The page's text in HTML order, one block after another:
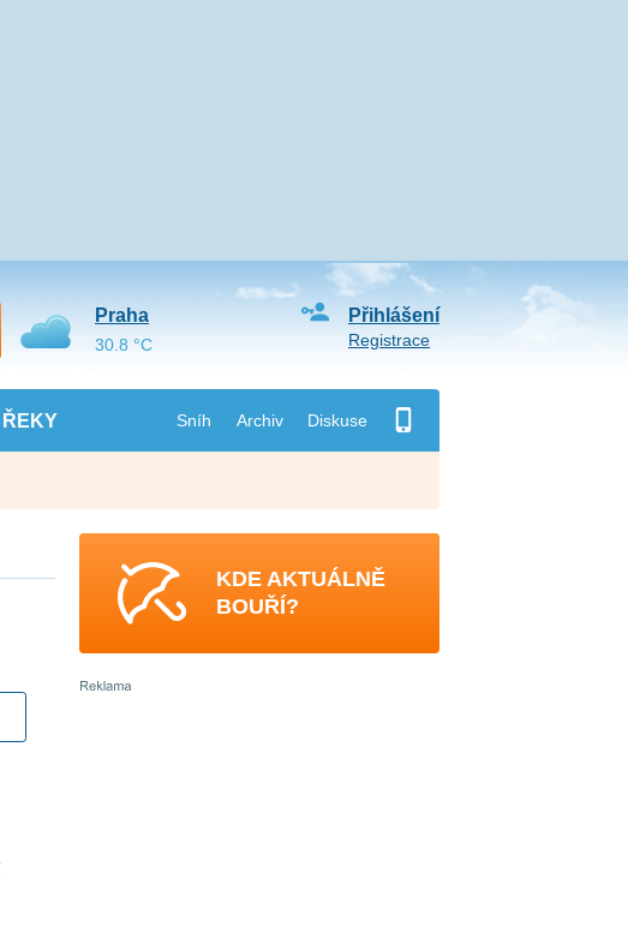
ŘEKY Sníh Archiv Diskuse
Přihlášení
Registrace
Praha
30.8 °C
KDE AKTUÁLNĚ
BOUŘÍ?